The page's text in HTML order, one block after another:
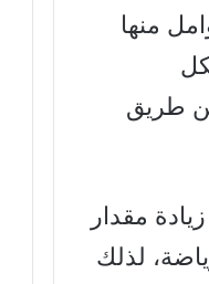
منها
طريق
مقدار
لذلك